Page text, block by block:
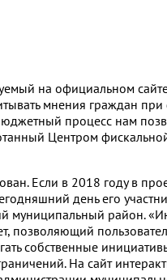
на официальном
мнения граждан
процесс нам
Центром
Если в 2018 году в
день его
муниципальный район.
позволяющий
собственные
На сайт